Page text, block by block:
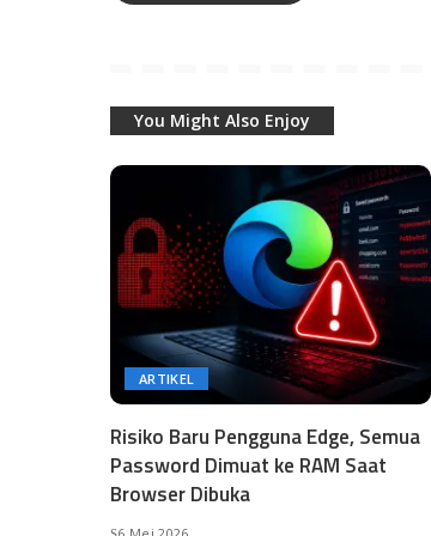
You Might Also Enjoy
ARTIKEL
Risiko Baru Pengguna Edge, Semua
Password Dimuat ke RAM Saat
Browser Dibuka